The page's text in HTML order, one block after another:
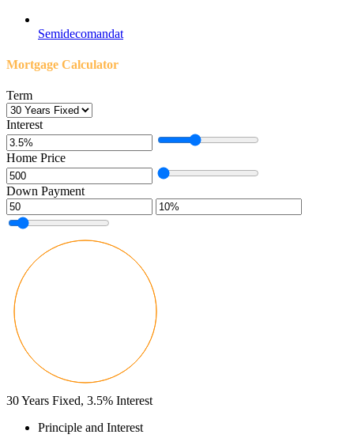
Semidecomandat
Mortgage Calculator
Term
Interest
Home Price
Down Payment
30Years Fixed, 3.5% Interest
Principle and Interest